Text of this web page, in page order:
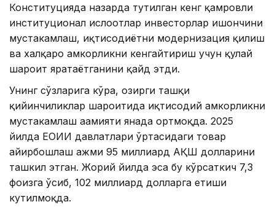
Конституцияда назарда тутилган кенг қамровли
институционал ислоҳотлар инвесторлар ишончини
мустаҳкамлаш, иқтисодиётни модернизация қилиш
ва халқаро ҳамкорликни кенгайтириш учун қулай
шароит яратаётганини қайд этди.
Унинг сўзларига кўра, ҳозирги ташқи
қийинчиликлар шароитида иқтисодий ҳамкорликни
мустаҳкамлаш аҳамияти янада ортмоқда. 2025
йилда ЕОИИ давлатлари ўртасидаги товар
айирбошлаш ҳажми 95 миллиард АҚШ долларини
ташкил этган. Жорий йилда эса бу кўрсаткич 7,3
фоизга ўсиб, 102 миллиард долларга етиши
кутилмоқда.